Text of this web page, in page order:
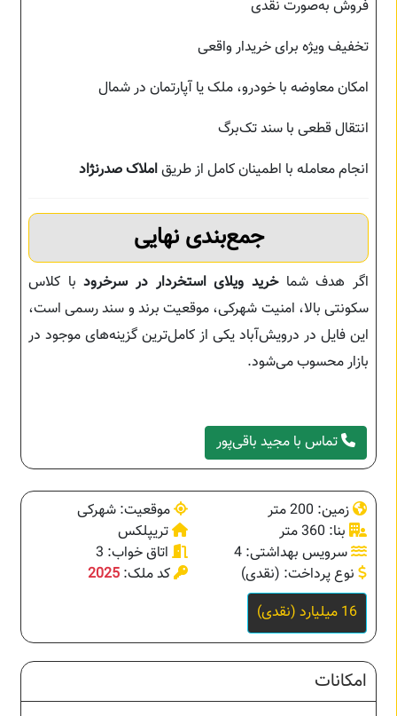
فروش به‌صورت نقدی
تخفیف ویژه برای خریدار واقعی
امکان معاوضه با خودرو، ملک یا آپارتمان در شمال
انتقال قطعی با سند تک‌برگ
انجام معامله با اطمینان کامل از طریقاملاک صدرنژاد
جمع‌بندی نهایی
اگر هدف شماخرید ویلای استخردار در سرخرودبا کلاس
سکونتی بالا، امنیت شهرکی، موقعیت برند و سند رسمی است،
این فایل در درویش‌آباد یکی از کامل‌ترین گزینه‌های موجود در
بازار محسوب می‌شود.
تماس با مجید باقی‌پور
زمین: 200 متر
موقعیت: شهرکی
بنا: 360 متر
تریپلکس
سرویس بهداشتی: 4
اتاق خواب: 3
نوع پرداخت: (نقدی)
کد ملک: 2025
16 میلیارد (نقدی)
امکانات